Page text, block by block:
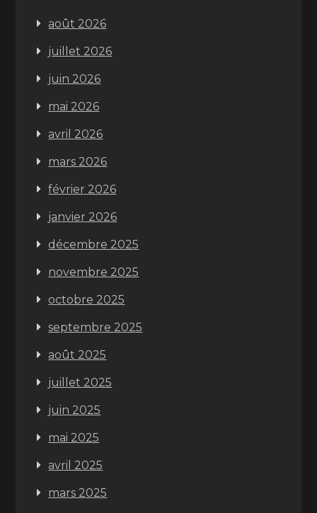
août 2026
juillet 2026
juin 2026
mai 2026
avril 2026
mars 2026
février 2026
janvier 2026
décembre 2025
novembre 2025
octobre 2025
septembre 2025
août 2025
juillet 2025
juin 2025
mai 2025
avril 2025
mars 2025